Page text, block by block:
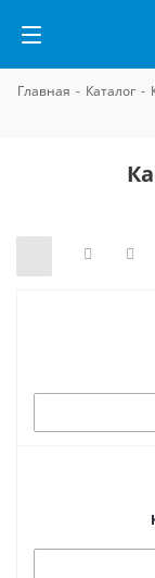
Главная - Каталог -